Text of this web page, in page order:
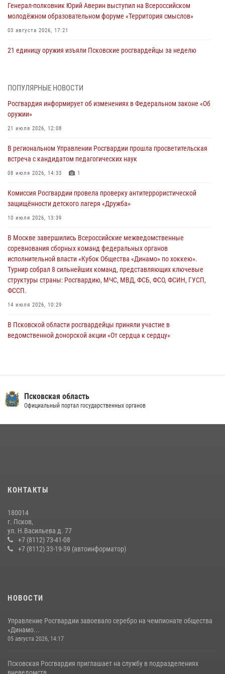
Генерал-полковник Юрий Аверин выступил на Всероссийском
молодёжном образовательном форуме «Территория смыслов»
03 августа 2026, 17:21
21 единицу оружия изъяли Псковские росгвардейцы за неделю
Росгвардейцы принимают участие в обеспечении общественной
02 августа 2026, 13:28
За минувшие сутки Псковские росгвардейцы выезжали два раза на
31 июля 2026, 13:53
В Санкт-Петербурге прошел окружной этап ежегодного
сотрудников вневедомственной охраны Росгвардии, Псковские
Росгвардейцы одержали победу
30 июля 2026, 05:10
Псковская Росгвардия приглашает на службу в подразделениях
вневедомственной охраны
ПОПУЛЯРНЫЕ НОВОСТИ
Росгвардия информирует об изменениях в Федеральном законе «Об
оружии»
21 июля 2026, 12:08
В региональном Управлении Росгвардии прошла просветительская
встреча с кандидатом педагогических наук
08 июля 2026, 14:33 1
Комиссия Росгвардии провела проверку антитеррористической
защищённости детского лагеря «Дружба»
10 июля 2026, 13:39
В Москве завершились Всероссийские межведомственные
соревнования сборных команд федеральных органов
исполнительной власти «Кубок Общества «Динамо» по хоккею».
Турнир собрал 8 сильнейших команд, представляющих ключевые
структуры страны: Росгвардию, МЧС, МВД, ФСБ, ФСО, ФСИН, ГУСП,
ФССП.
14 июля 2026, 10:29
В Псковской области росгвардейцы приняли участие в
ведомственной донорской акции «От сердца к сердцу»
13 июля 2026, 05:29
церемонии
Росгвардейцы одержали победу
Сотрудники вневедомственной охраны Росгвардии пресекли
хищение в магазине в Пскове
16 июля 2026, 10:24
22 июля 2026, 10:19
Псковская область
Официальный портал государственных органов
КОНТАКТЫ
180014
г. Псков,
ул. Н.Васильева д. 77
+7 (8112) 73-41-08
+7 (8112) 33-19-39 (автоинформатор)
НОВОСТИ
Управление Росгвардии завоевало серебро на чемпионате общества
«Динамо...
05 августа 2026, 14:17
Псковская Росгвардия приглашает на службу в подразделениях